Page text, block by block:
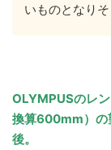
いものとなりそ
OLYMPUSのレ
換算600mm）の
後。